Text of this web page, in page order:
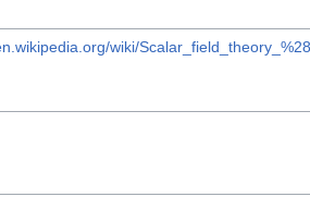
wiki/